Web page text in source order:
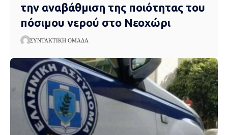
την αναβάθμιση της ποιότητας του
πόσιμου νερού στο Νεοχώρι
ΣΥΝΤΑΚΤΙΚΉ ΟΜΆΔΑ